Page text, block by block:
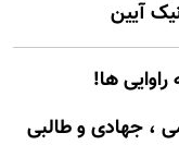
ها!
، جهادی و طالبی